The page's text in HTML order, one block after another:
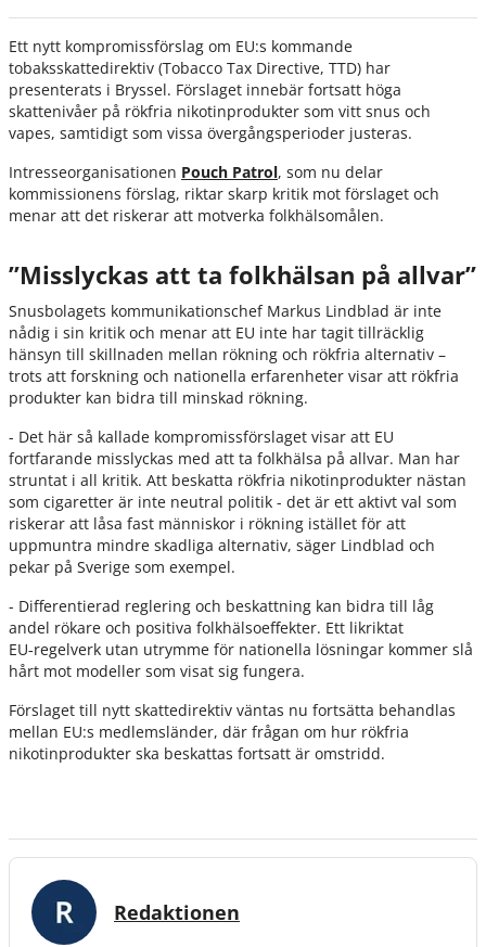
Ett nytt kompromissförslag om EU:s kommande
tobaksskattedirektiv (Tobacco Tax Directive, TTD) har
presenterats i Bryssel. Förslaget innebär fortsatt höga
skattenivåer på rökfria nikotinprodukter som vitt snus och
vapes, samtidigt som vissa övergångsperioder justeras.
Intresseorganisationen Pouch Patrol, som nu delar
kommissionens förslag, riktar skarp kritik mot förslaget och
menar att det riskerar att motverka folkhälsomålen.
”Misslyckas att ta folkhälsan på allvar”
Snusbolagets kommunikationschef Markus Lindblad är inte
nådig i sin kritik och menar att EU inte har tagit tillräcklig
hänsyn till skillnaden mellan rökning och rökfria alternativ –
trots att forskning och nationella erfarenheter visar att rökfria
produkter kan bidra till minskad rökning.
- Det här så kallade kompromissförslaget visar att EU
fortfarande misslyckas med att ta folkhälsa på allvar. Man har
struntat i all kritik. Att beskatta rökfria nikotinprodukter nästan
som cigaretter är inte neutral politik - det är ett aktivt val som
riskerar att låsa fast människor i rökning istället för att
uppmuntra mindre skadliga alternativ, säger Lindblad och
pekar på Sverige som exempel.
- Differentierad reglering och beskattning kan bidra till låg
andel rökare och positiva folkhälsoeffekter. Ett likriktat
EU‑regelverk utan utrymme för nationella lösningar kommer slå
hårt mot modeller som visat sig fungera.
Förslaget till nytt skattedirektiv väntas nu fortsätta behandlas
mellan EU:s medlemsländer, där frågan om hur rökfria
nikotinprodukter ska beskattas fortsatt är omstridd.
Redaktionen